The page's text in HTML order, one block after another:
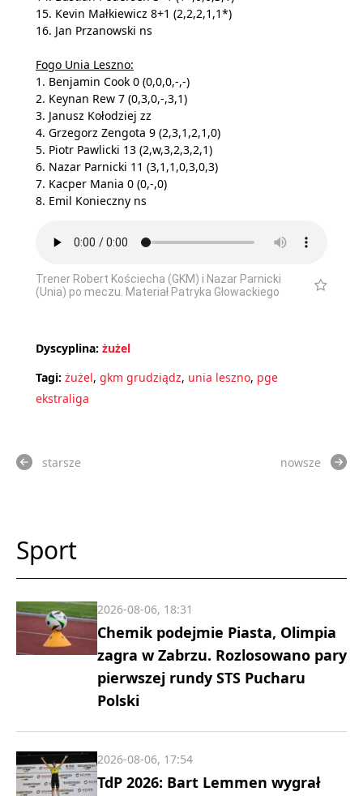
15. Kevin Małkiewicz 8+1 (2,2,2,1,1*)
16. Jan Przanowski ns
Fogo Unia Leszno:
1. Benjamin Cook 0 (0,0,0,-,-)
2. Keynan Rew 7 (0,3,0,-,3,1)
3. Janusz Kołodziej zz
4. Grzegorz Zengota 9 (2,3,1,2,1,0)
5. Piotr Pawlicki 13 (2,w,3,2,3,2,1)
6. Nazar Parnicki 11 (3,1,1,0,3,0,3)
7. Kacper Mania 0 (0,-,0)
8. Emil Konieczny ns
Trener Robert Kościecha (GKM) i Nazar Parnicki
(Unia) po meczu. Materiał Patryka Głowackiego
Dyscyplina: żużel
Tagi: żużel, gkm grudziądz, unia leszno, pge
ekstraliga
starsze nowsze
Sport
Chemik podejmie Piasta, Olimpia
zagra w Zabrzu. Rozlosowano pary
pierwszej rundy STS Pucharu
Polski
2026-08-06, 18:31
TdP 2026: Bart Lemmen wygrał
2026-08-06, 17:54